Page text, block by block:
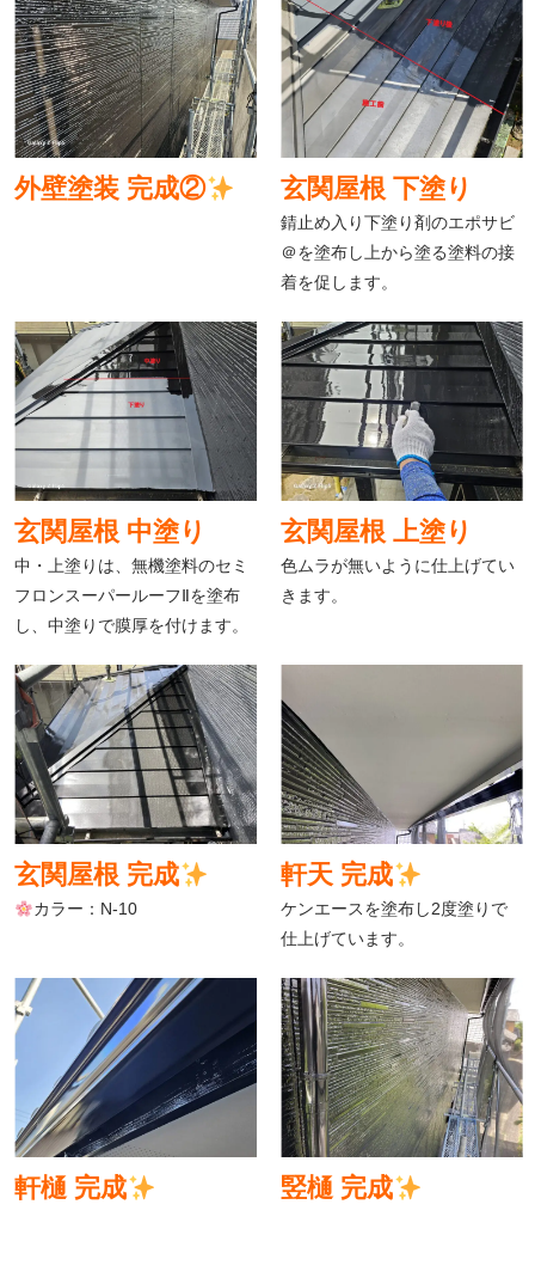
外壁塗装 完成② 玄関屋根 下塗り
錆止め入り下塗り剤のエポサビ
＠を塗布し上から塗る塗料の接
着を促します。
玄関屋根 中塗り
中・上塗りは、無機塗料のセミ
フロンスーパールーフⅡを塗布
し、中塗りで膜厚を付けます。
玄関屋根 上塗り
色ムラが無いように仕上げてい
きます。
玄関屋根 完成
カラー：N-10
軒天 完成
ケンエースを塗布し2度塗りで
仕上げています。
軒樋 完成 竪樋 完成